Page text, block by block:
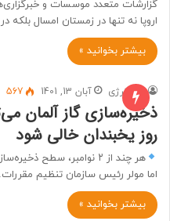
گزارشات متعدد موسسات و
اروپا نه تنها در زمستان امسال
بیشتر بخوانید »
خط انرژی آبان 13, 1401 567
ذخیره‌سازی گاز آلمان
روز یخبندان خالی شود
اما مولر رئیس سازمان تنظیم
بیشتر بخوانید »